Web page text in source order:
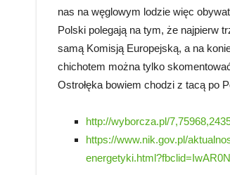
nas na węglowym lodzie więc
Polski polegają na tym, że najpierw
samą Komisją Europejską, a na
chichotem można tylko
Ostrołęka bowiem chodzi z tacą po
http://wyborcza.pl/
https://www.nik.gov.pl/